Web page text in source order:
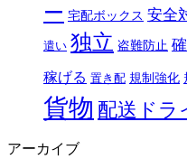
ー 宅配ボックス 安全
遣い 独立 盗難防止
稼げる 置き配 規制強化
貨物 配送ドラ
アーカイブ